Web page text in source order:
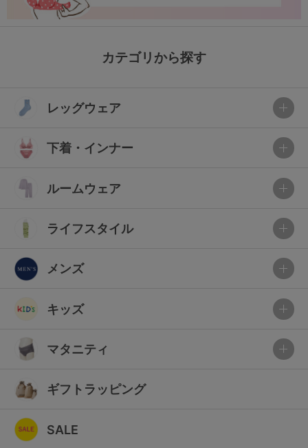
カテゴリから探す
レッグウェア
下着・インナー
ルームウェア
ライフスタイル
メンズ
キッズ
マタニティ
ギフトラッピング
SALE